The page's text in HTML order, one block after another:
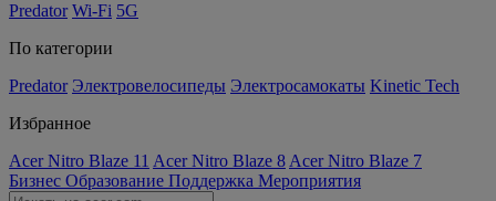
Predator Wi-Fi 5G
По категории
Predator Электровелосипеды Электросамокаты Kinetic Tech
Избранное
Acer Nitro Blaze 11 Acer Nitro Blaze 8 Acer Nitro Blaze 7
Бизнес Образование Поддержка Мероприятия